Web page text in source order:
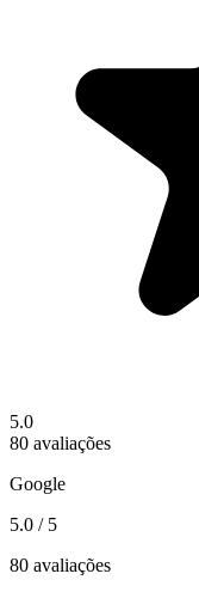
5.0
80 avaliações
Google
5.0 / 5
80 avaliações